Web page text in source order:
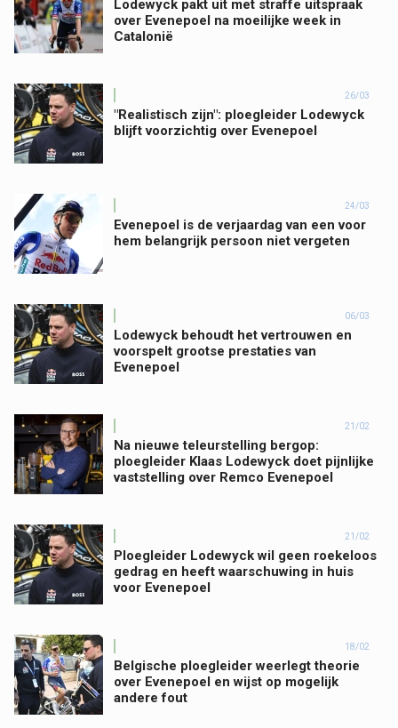
Lodewyck pakt uit met straffe uitspraak
over Evenepoel na moeilijke week in
Catalonië
26/03
"Realistisch zijn": ploegleider Lodewyck
blijft voorzichtig over Evenepoel
24/03
Evenepoel is de verjaardag van een voor
hem belangrijk persoon niet vergeten
06/03
Lodewyck behoudt het vertrouwen en
voorspelt grootse prestaties van
Evenepoel
21/02
Na nieuwe teleurstelling bergop:
ploegleider Klaas Lodewyck doet pijnlijke
vaststelling over Remco Evenepoel
21/02
Ploegleider Lodewyck wil geen roekeloos
gedrag en heeft waarschuwing in huis
voor Evenepoel
18/02
Belgische ploegleider weerlegt theorie
over Evenepoel en wijst op mogelijk
andere fout